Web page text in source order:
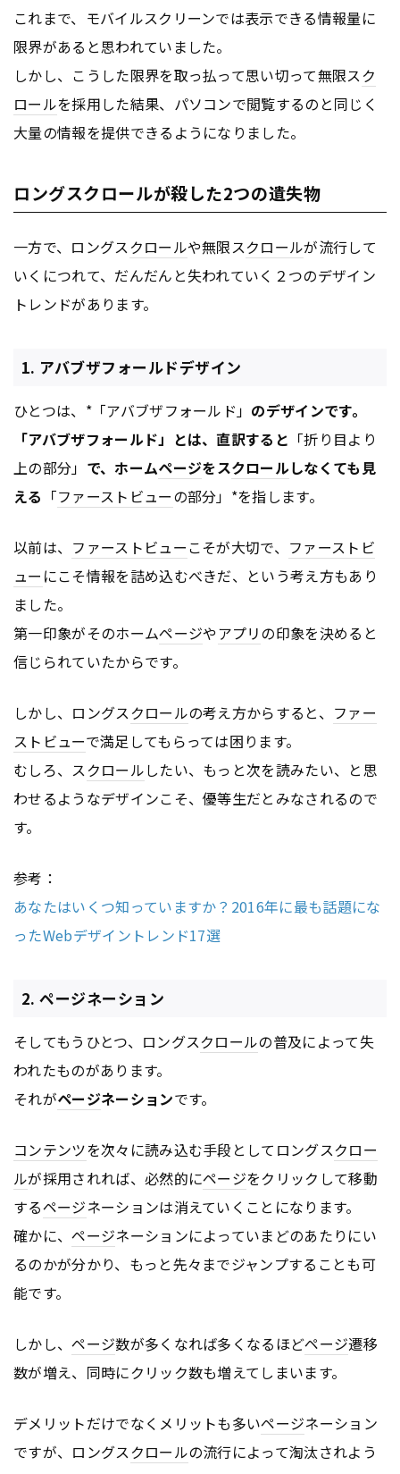
これまで、モバイルスクリーンでは表示できる情報量に
限界があると思われていました。
しかし、こうした限界を取っ払って思い切って無限スク
ロールを採用した結果、パソコンで閲覧するのと同じく
大量の情報を提供できるようになりました。
ロングスクロールが殺した2つの遺失物
一方で、ロングスクロールや無限スクロールが流行して
いくにつれて、だんだんと失われていく２つのデザイン
トレンドがあります。
1. アバブザフォールドデザイン
ひとつは、*「アバブザフォールド」 のデザインです。
「アバブザフォールド」とは、直訳すると 「折り目より
上の部分」 で、ホームページをスクロールしなくても見
える 「ファーストビューの部分」*を指します。
以前は、 ファーストビューこそが大切で、 ファーストビ
ュー にこそ情報を詰め込むべきだ、という考え方もあり
ました。
第一印象がそのホームページやアプリの印象を決めると
信じられていたからです。
しかし、ロングスクロールの考え方からすると、 ファー
ストビューで満足してもらっては困ります。
むしろ、スクロールしたい、もっと次を読みたい、と思
わせるようなデザインこそ、優等生だとみなされるので
す。
参考：
あなたはいくつ知っていますか？2016年に最も話題にな
ったWebデザイントレンド17選
2. ページネーション
そしてもうひとつ、ロングスクロールの普及によって失
われたものがあります。
それがページネーションです。
コンテンツを次々に読み込む手段としてロングスクロー
ルが採用されれば、必然的にページをクリックして移動
するページネーションは消えていくことになります。
確かに、ページネーションによっていまどのあたりにい
るのかが分かり、もっと先々までジャンプすることも可
能です。
しかし、ページ数が多くなれば多くなるほどページ遷移
数が増え、同時にクリック数も増えてしまいます。
デメリットだけでなくメリットも多いページネーション
ですが、ロングスクロールの流行によって淘汰されよう